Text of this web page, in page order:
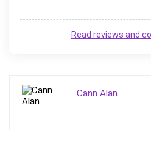
Read reviews and
Cann Alan